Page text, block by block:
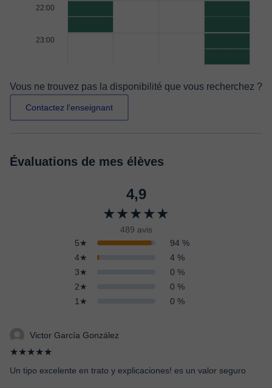
22:00
23:00
Vous ne trouvez pas la disponibilité que vous recherchez ?
Contactez l'enseignant
Évaluations de mes élèves
4,9
★★★★★
489 avis
5★
94 %
4★
4 %
3★
0 %
2★
0 %
1★
0 %
Victor García González
★★★★★
Un tipo excelente en trato y explicaciones! es un valor seguro